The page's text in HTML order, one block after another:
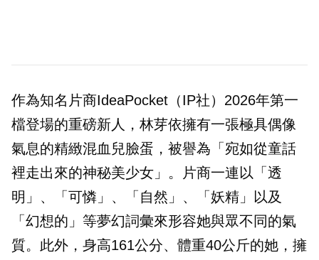
作為知名片商IdeaPocket（IP社）2026年第一
檔登場的重磅新人，林芽依擁有一張極具偶像
氣息的精緻混血兒臉蛋，被譽為「宛如從童話
裡走出來的神秘美少女」。片商一連以「透
明」、「可憐」、「自然」、「妖精」以及
「幻想的」等夢幻詞彙來形容她與眾不同的氣
質。此外，身高161公分、體重40公斤的她，擁